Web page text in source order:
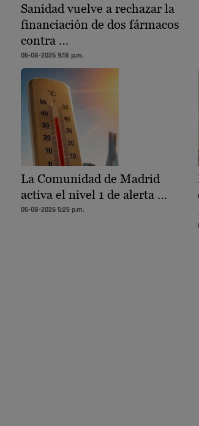
Sanidad vuelve a rechazar la
financiación de dos fármacos
contra …
06-08-2026 9:18 p.m.
La Comunidad de Madrid
activa el nivel 1 de alerta …
05-08-2026 5:25 p.m.